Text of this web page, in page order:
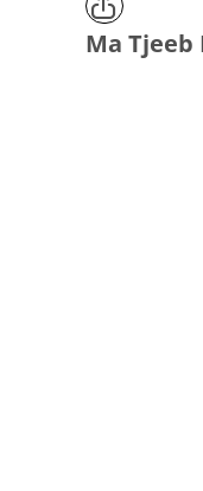
Ma Tjeeb
CART: 0 ITEM
CURRENCY: